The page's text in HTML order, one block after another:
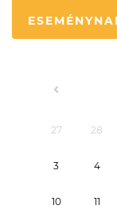
27 28
3 4
10 11